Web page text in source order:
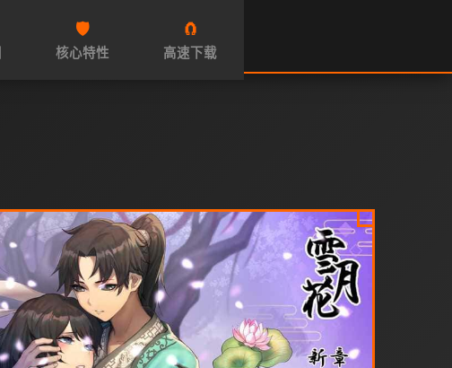
🛡️
核心特性
🧲
高速下载